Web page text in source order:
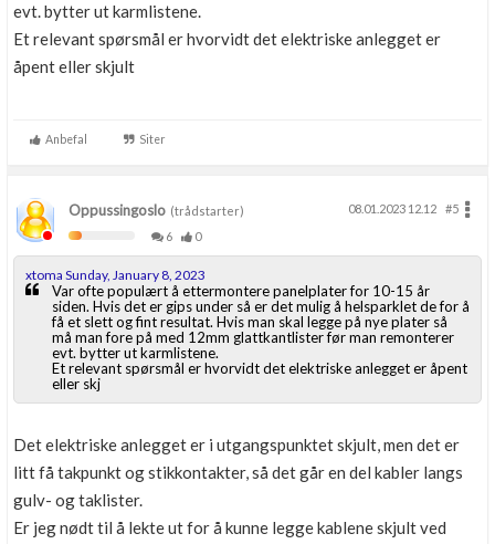
evt. bytter ut karmlistene.
Et relevant spørsmål er hvorvidt det elektriske anlegget er
åpent eller skjult
Anbefal Siter
Oppussingoslo (trådstarter) 08.01.2023 12.12
#5
6
0
xtoma Sunday, January 8, 2023
Var ofte populært å ettermontere panelplater for 10-15 år
siden. Hvis det er gips under så er det mulig å helsparklet de for å
få et slett og fint resultat. Hvis man skal legge på nye plater så
må man fore på med 12mm glattkantlister før man remonterer
evt. bytter ut karmlistene.
Et relevant spørsmål er hvorvidt det elektriske anlegget er åpent
eller skj
Det elektriske anlegget er i utgangspunktet skjult, men det er
litt få takpunkt og stikkontakter, så det går en del kabler langs
gulv- og taklister.
Er jeg nødt til å lekte ut for å kunne legge kablene skjult ved